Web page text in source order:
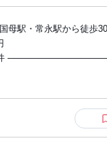
くれる方を募集しています✨ ◤￣￣
2月オープンの新施設で、 あなたの理想の支援を形に
待遇します！ ✅土日祝休みでプライベー
あり） ◤￣￣￣￣￣￣￣￣￣￣￣￣￣￣￣
V￣￣￣￣￣￣￣￣￣￣
母駅・常永駅から徒歩
・保
ッフも 含めた「チーム」を大切にできる